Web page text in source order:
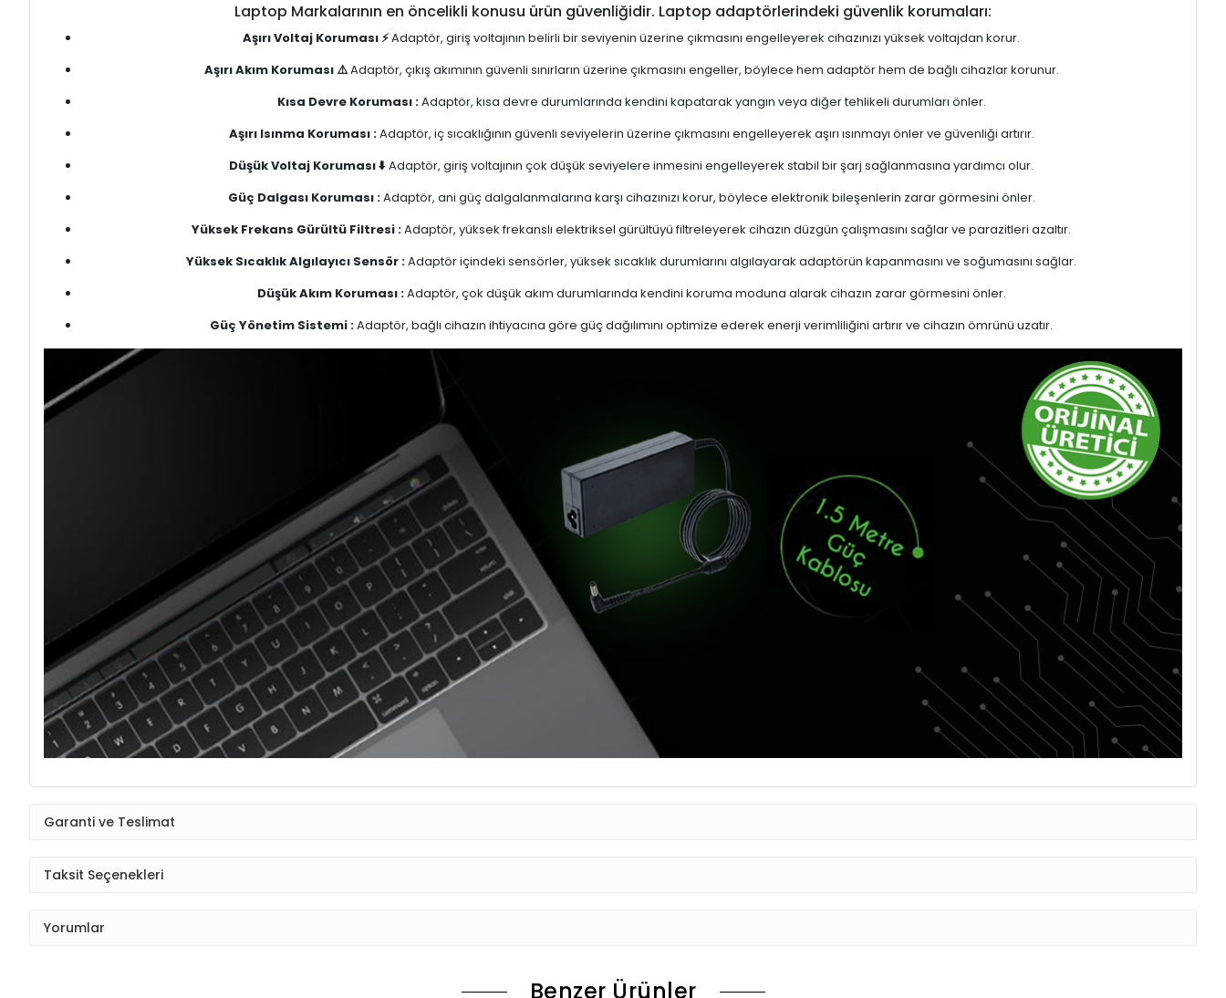
Laptop Markalarının en öncelikli konusu ürün güvenliğidir. Laptop adaptörlerindeki güvenlik korumaları:
Aşırı Voltaj Koruması ⚡Adaptör, giriş voltajının belirli bir seviyenin üzerine çıkmasını engelleyerek cihazınızı yüksek voltajdan korur.
Aşırı Akım Koruması ⚠️Adaptör, çıkış akımının güvenli sınırların üzerine çıkmasını engeller, böylece hem adaptör hem de bağlı cihazlar korunur.
Kısa Devre Koruması :Adaptör, kısa devre durumlarında kendini kapatarak yangın veya diğer tehlikeli durumları önler.
Aşırı Isınma Koruması :Adaptör, iç sıcaklığının güvenli seviyelerin üzerine çıkmasını engelleyerek aşırı ısınmayı önler ve güvenliği artırır.
Düşük Voltaj Koruması ⬇️Adaptör, giriş voltajının çok düşük seviyelere inmesini engelleyerek stabil bir şarj sağlanmasına yardımcı olur.
Güç Dalgası Koruması :Adaptör, ani güç dalgalanmalarına karşı cihazınızı korur, böylece elektronik bileşenlerin zarar görmesini önler.
Yüksek Frekans Gürültü Filtresi :Adaptör, yüksek frekanslı elektriksel gürültüyü filtreleyerek cihazın düzgün çalışmasını sağlar ve parazitleri azaltır.
Yüksek Sıcaklık Algılayıcı Sensör :Adaptör içindeki sensörler, yüksek sıcaklık durumlarını algılayarak adaptörün kapanmasını ve soğumasını sağlar.
Düşük Akım Koruması :Adaptör, çok düşük akım durumlarında kendini koruma moduna alarak cihazın zarar görmesini önler.
Güç Yönetim Sistemi :Adaptör, bağlı cihazın ihtiyacına göre güç dağılımını optimize ederek enerji verimliliğini artırır ve cihazın ömrünü uzatır.
Garanti ve Teslimat
Taksit Seçenekleri
Yorumlar
Benzer Ürünler